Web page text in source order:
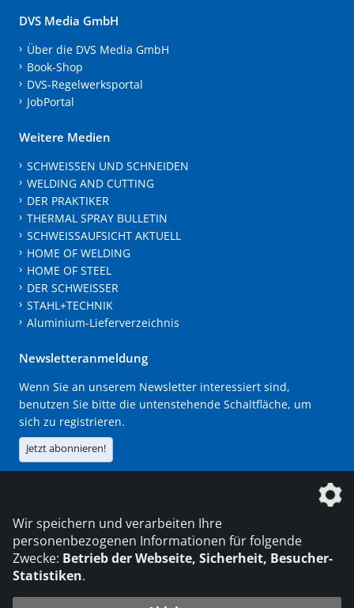
DVS Media GmbH
Über die DVS Media GmbH
Book-Shop
DVS-Regelwerksportal
JobPortal
Weitere Medien
SCHWEISSEN UND SCHNEIDEN
WELDING AND CUTTING
DER PRAKTIKER
THERMAL SPRAY BULLETIN
SCHWEISSAUFSICHT AKTUELL
HOME OF WELDING
HOME OF STEEL
DER SCHWEISSER
STAHL+TECHNIK
Aluminium-Lieferverzeichnis
Newsletteranmeldung
Wenn Sie an unserem Newsletter interessiert sind,
benutzen Sie bitte die untenstehende Schaltfläche, um
sich zu registrieren.
Jetzt abonnieren!
Wir speichern und verarbeiten Ihre
personenbezogenen Informationen für folgende
Zwecke: Betrieb der Webseite, Sicherheit, Besucher-
Statistiken.